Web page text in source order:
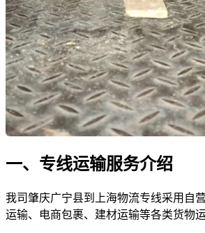
一、专线运输服务介绍
我司肇庆广宁县到上海物流专线采用自
运输、电商包裹、建材运输等各类货物运